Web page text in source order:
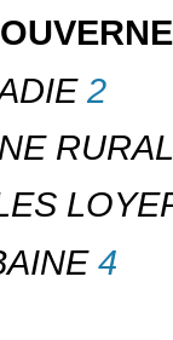
2
4